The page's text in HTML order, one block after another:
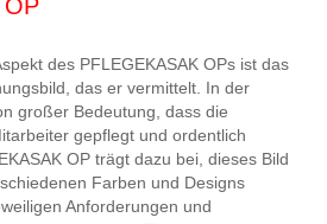
OP
des PFLEGEKASAK OPs ist das
das er vermittelt. In der
großer Bedeutung, dass die
gepflegt und ordentlich
OP trägt dazu bei, dieses Bild
Farben und Designs
Anforderungen und